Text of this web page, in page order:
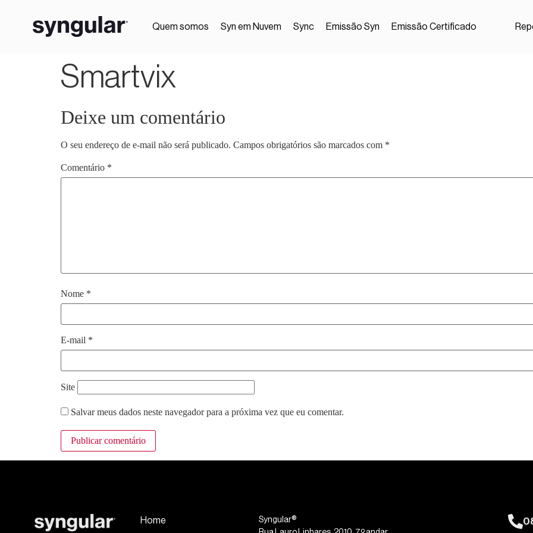
Quem somos Syn em Nuvem Sync Emissão Syn Emissão Certificado
Smartvix
Deixe um comentário
O seu endereço de e-mail não será publicado. Campos obrigatórios são marcados com *
Comentário *
Nome *
E-mail *
Site
Salvar meus dados neste navegador para a próxima vez que eu comentar.
Home
Syngular®